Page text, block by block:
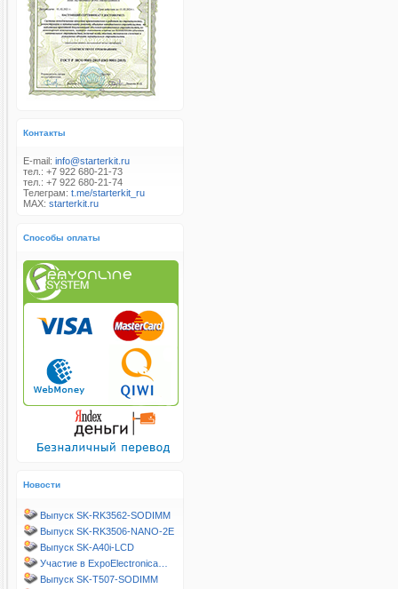
Контакты
E-mail: info@starterkit.ru
тел.: +7 922 680-21-73
тел.: +7 922 680-21-74
Телеграм: t.me/starterkit_ru
MAX: starterkit.ru
Способы оплаты
Новости
Выпуск SK-RK3562-SODIMM
Выпуск SK-RK3506-NANO-2E
Выпуск SK-A40i-LCD
Участие в ExpoElectronica…
Выпуск SK-T507-SODIMM